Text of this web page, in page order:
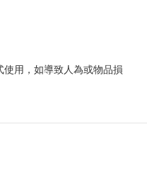
用，如導致人為或物品損